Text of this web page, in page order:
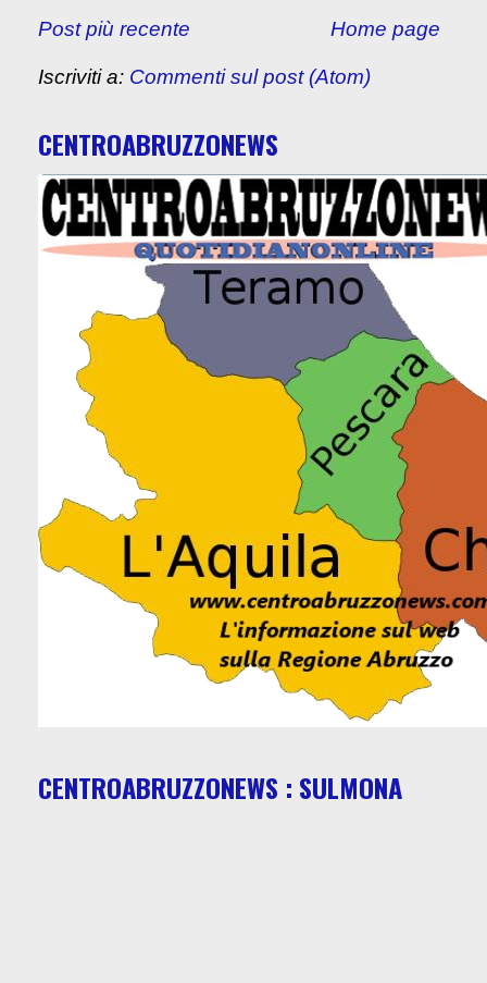
Post più recente Home page
Iscriviti a: Commenti sul post (Atom)
CENTROABRUZZONEWS
CENTROABRUZZONEWS : SULMONA